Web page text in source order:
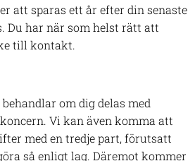
att sparas ett år efter din senaste
Du har när som helst rätt att
till kontakt.
om dig delas med
Vi kan även komma att
med en tredje part, förutsatt
så enligt lag. Däremot kommer